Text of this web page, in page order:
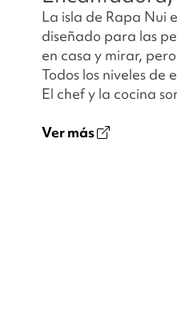
La isla de Rapa Nui
diseñado para las
en casa y mirar,
Todos los niveles de
El chef y la cocina
Ver más